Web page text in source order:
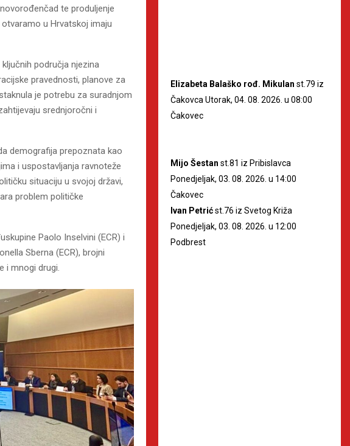
te produljenje
u Hrvatskoj imaju
područja njezina
pravednosti, planove za
je potrebu za suradnjom
srednjoročni i
demografija prepoznata kao
i uspostavljanja ravnoteže
situaciju u svojoj državi,
problem političke
Paolo Inselvini (ECR) i
Sberna (ECR), brojni
i mnogi drugi.
Elizabeta Balaško rođ. Mikulan st.79 iz
Čakovca Utorak, 04. 08. 2026. u 08:00
Čakovec
Mijo Šestan st.81 iz Pribislavca
Ponedjeljak, 03. 08. 2026. u 14:00
Čakovec
Ivan Petrićst.76 iz Svetog Križa
Ponedjeljak, 03. 08. 2026. u 12:00
Podbrest